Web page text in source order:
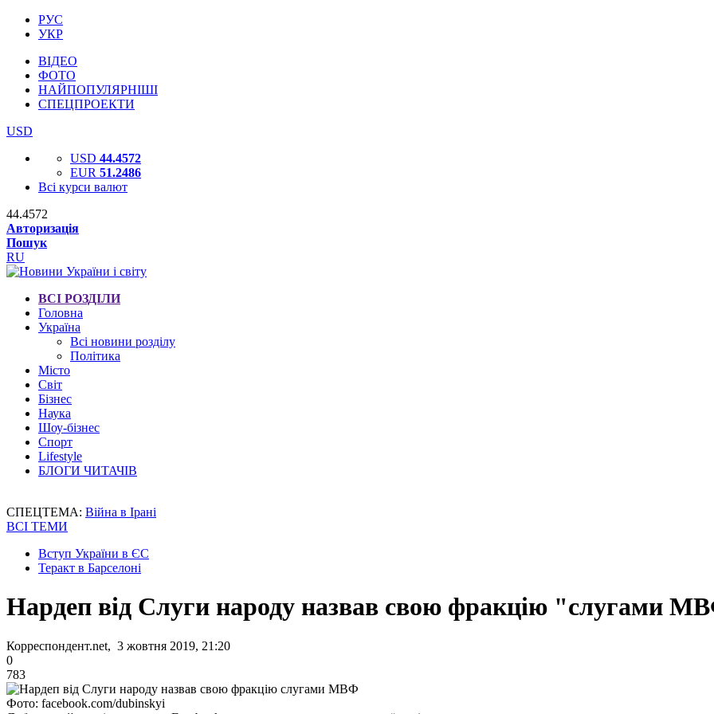
РУС
УКР
ВІДЕО
ФОТО
НАЙПОПУЛЯРНІШІ
СПЕЦПРОЕКТИ
USD
USD 44.4572
EUR 51.2486
Всі курси валют
44.4572
Авторизація
Пошук
RU
ВСІ РОЗДІЛИ
Головна
Україна
Всі новини розділу
Політика
Місто
Світ
Бізнес
Наука
Шоу-бізнес
Спорт
Lifestyle
БЛОГИ ЧИТАЧІВ
СПЕЦТЕМА: Війна в Ірані
ВСІ ТЕМИ
Вступ України в ЄС
Теракт в Барселоні
Нардеп від Слуги народу назвав свою фракцію "слугами
Корреспондент.net, 3 жовтня 2019, 21:20
0
783
Фото: facebook.com/dubinskyi